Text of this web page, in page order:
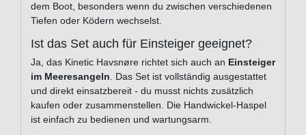
dem Boot, besonders wenn du zwischen verschiedenen
Tiefen oder Ködern wechselst.
Ist das Set auch für Einsteiger geeignet?
Ja, das Kinetic Havsnøre richtet sich auch an Einsteiger
im Meeresangeln. Das Set ist vollständig ausgestattet
und direkt einsatzbereit - du musst nichts zusätzlich
kaufen oder zusammenstellen. Die Handwickel-Haspel
ist einfach zu bedienen und wartungsarm.